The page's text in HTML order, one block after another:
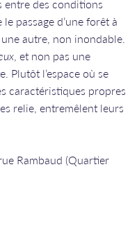
entre des conditions
passage d’une forêt à
autre, non inondable.
, et non pas une
Plutôt l’espace où se
caractéristiques propres
relie, entremêlent leurs
Rambaud (Quartier